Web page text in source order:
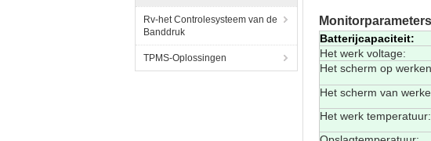
Rv-het Controlesysteem van de
Banddruk
TPMS-Oplossingen
Batterijcapaciteit:
Het werk voltage:
Het scherm op
Het scherm van
Het werk temperatuur: